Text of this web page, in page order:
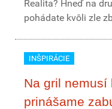
Realita? Hneď na
pohádate kvôli zle
INŠPIRÁCIE
Na gril nemusí
prinášame